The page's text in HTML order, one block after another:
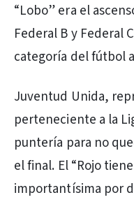
“Lobo” era el
Federal B y Federal
categoría del fútbol
Juventud Unida,
perteneciente a la
puntería para no
el final. El “Rojo
importantísima por